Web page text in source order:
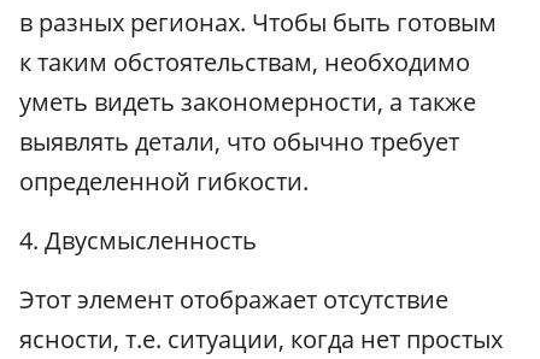
в разных регионах. Чтобы быть готовым
к таким обстоятельствам, необходимо
уметь видеть закономерности, а также
выявлять детали, что обычно требует
определенной гибкости.
4. Двусмысленность
Этот элемент отображает отсутствие
ясности, т.е. ситуации, когда нет простых